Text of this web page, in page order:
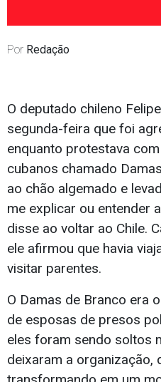
Por Redação
O deputado chileno
segunda-feira que foi
enquanto protestava
cubanos chamado
ao chão algemado e
me explicar ou entender
disse ao voltar ao Chile.
ele afirmou que havia
visitar parentes.
O Damas de Branco era
de esposas de presos
eles foram sendo soltos
deixaram a organização,